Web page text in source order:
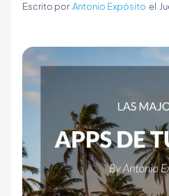
Escrito porAntonio Expósito el